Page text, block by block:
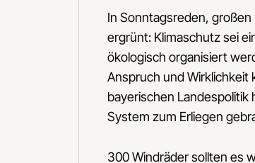
In Sonntagsreden,
ergrünt: Klimaschutz sei
ökologisch organisiert
Anspruch und Wirklichkeit
bayerischen
System zum Erliegen
300 Windräder sollten es